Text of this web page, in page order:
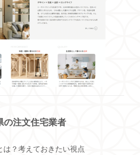
の注文住宅業者
は？考えておきたい視点